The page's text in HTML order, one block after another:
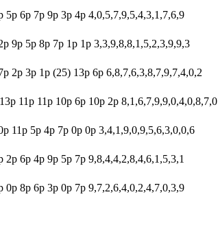
5p 6p 7p 9p 3p 4p 4,0,5,7,9,5,4,3,1,7,6,9
9p 5p 8p 7p 1p 1p 3,3,9,8,8,1,5,2,3,9,9,3
p 2p 3p 1p (25) 13p 6p 6,8,7,6,3,8,7,9,7,4,0,2
13p 11p 11p 10p 6p 10p 2p 8,1,6,7,9,9,0,4,0,8,7,0
11p 5p 4p 7p 0p 0p 3,4,1,9,0,9,5,6,3,0,0,6
2p 6p 4p 9p 5p 7p 9,8,4,4,2,8,4,6,1,5,3,1
0p 8p 6p 3p 0p 7p 9,7,2,6,4,0,2,4,7,0,3,9